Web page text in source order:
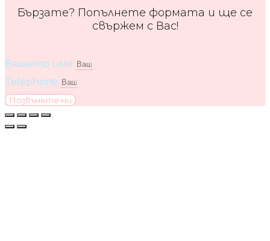
Бързате? Попълнете формата и ще се
свържем с Вас!
Вашето име
Telephone
Позвънете ми